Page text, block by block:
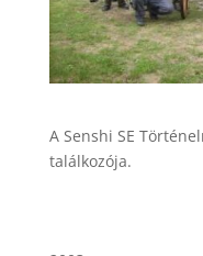
A Senshi SE
találkozója.